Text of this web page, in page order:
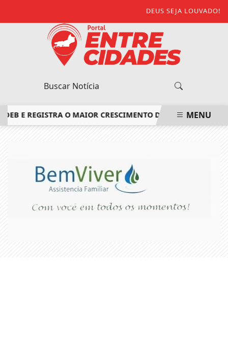
DEUS SEJA LOUVADO!
REGISTRA O MAIOR CRESCIMENTO DO ESTADO DO RIO DE
MENU